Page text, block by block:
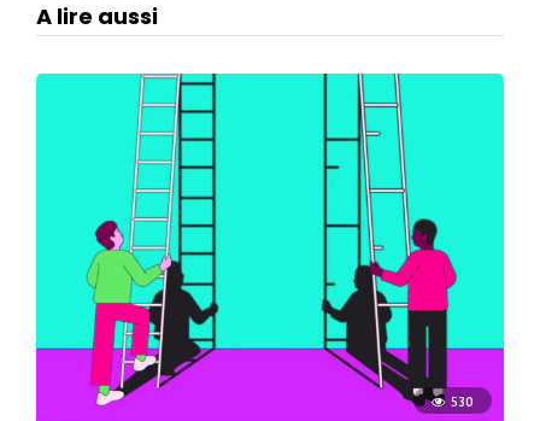
A lire aussi
530